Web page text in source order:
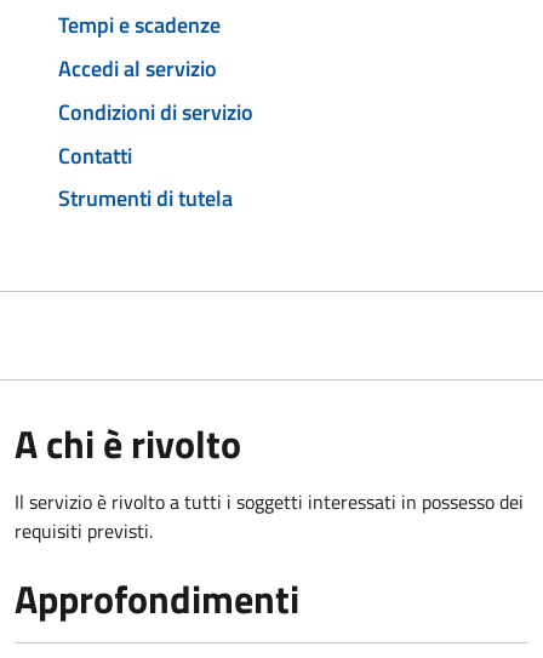
Tempi e scadenze
Accedi al servizio
Condizioni di servizio
Contatti
Strumenti di tutela
A chi è rivolto
Il servizio è rivolto a tutti i soggetti interessati in possesso dei
requisiti previsti.
Approfondimenti